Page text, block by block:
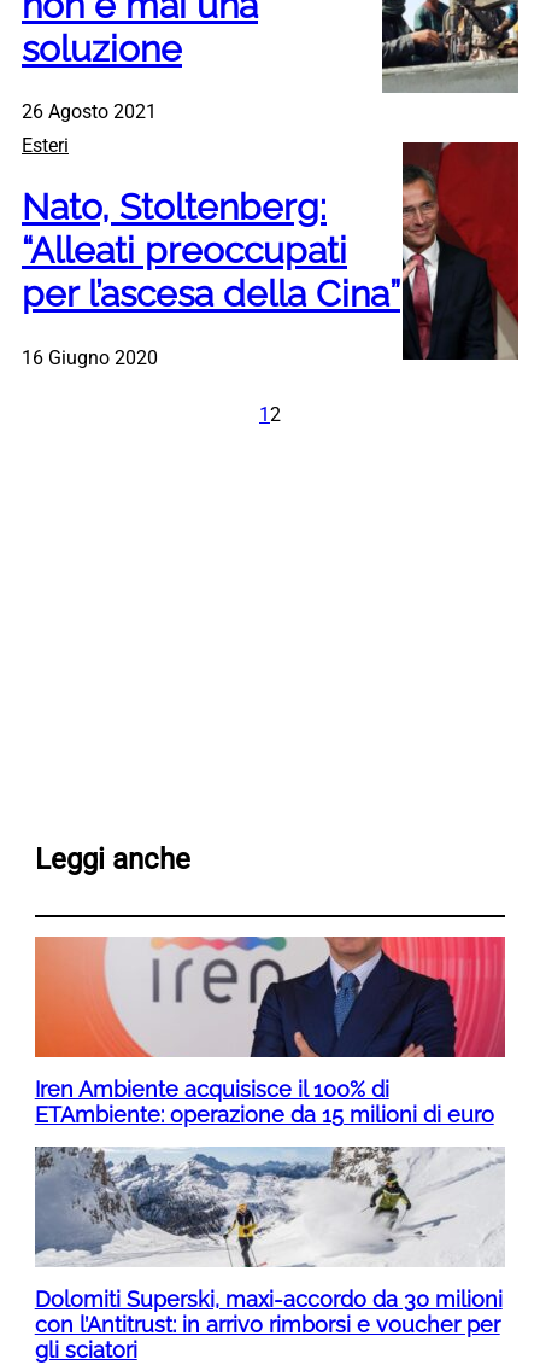
soluzione
26 Agosto 2021
Esteri
Nato, Stoltenberg:
“Alleati preoccupati
per l’ascesa della Cina”
16 Giugno 2020
1 2
Leggi anche
Iren Ambiente acquisisce il 100% di
ETAmbiente: operazione da 15 milioni di euro
Dolomiti Superski, maxi-accordo da 30 milioni
con l’Antitrust: in arrivo rimborsi e voucher per
gli sciatori